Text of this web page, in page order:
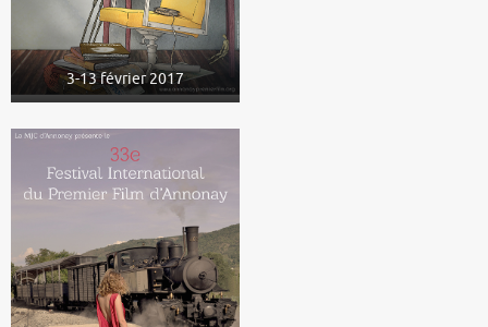
3-13 février 2017